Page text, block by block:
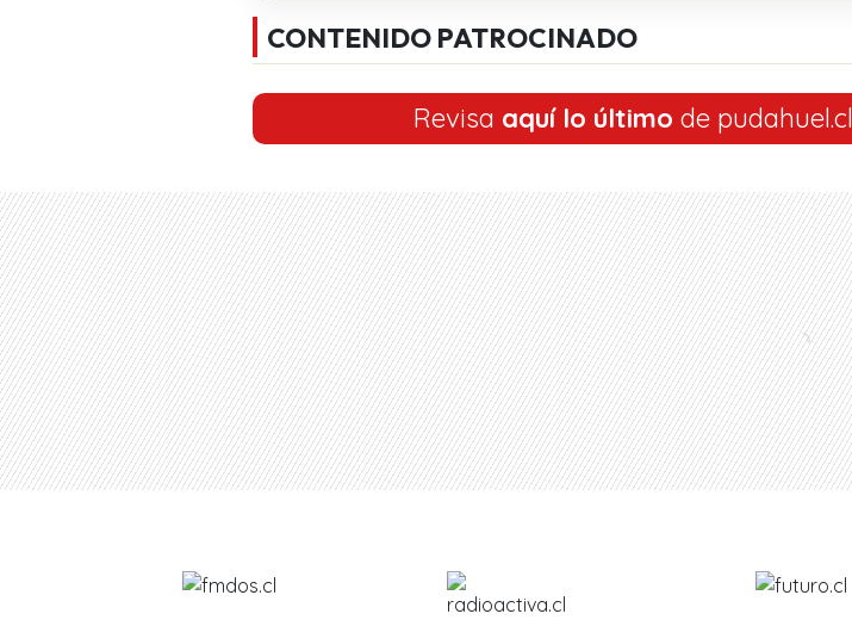
CONTENIDO PATROCINADO
Revisa aquí lo último de pudahuel.cl